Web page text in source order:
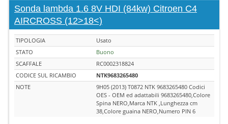
Sonda lambda 1.6 8V HDI (84kw) Citroen C4
AIRCROSS (12>18<)
TIPOLOGIA
Usato
STATO
Buono
SCAFFALE
RC0002318824
CODICE SUL RICAMBIO
NTK9683265480
NOTE
9H05 (2013) T0872 NTK 9683265480 Codici
OES - OEM ed adattabili 9683265480,Colore
Spina NERO,Marca NTK ,Lunghezza cm
38,Colore guaina NERO,Numero PIN 6